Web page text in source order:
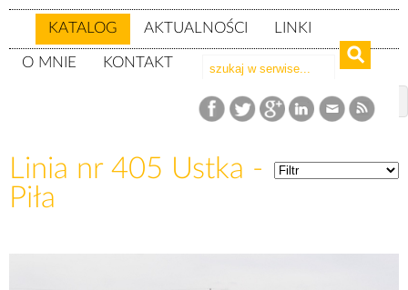
KATALOG AKTUALNOŚCI LINKI
O MNIE KONTAKT
Katalog Linie kolejowe
Linia nr 405 Ustka -
Piła